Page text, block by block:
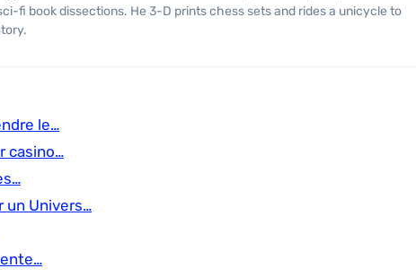
fi book dissections. He 3-D prints chess sets and rides a unicycle to
le…
casino…
un Univers…